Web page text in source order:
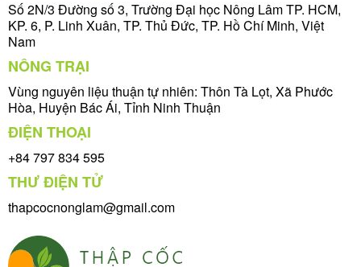
Số 2N/3 Đường số 3, Trường Đại học Nông Lâm TP. HCM,
KP. 6, P. Linh Xuân, TP. Thủ Đức, TP. Hồ Chí Minh, Việt
Nam
NÔNG TRẠI
Vùng nguyên liệu thuận tự nhiên: Thôn Tà Lọt, Xã Phước
Hòa, Huyện Bác Ái, Tỉnh Ninh Thuận
ĐIỆN THOẠI
+84 797 834 595
THƯ ĐIỆN TỬ
thapcocnonglam@gmail.com